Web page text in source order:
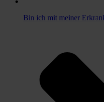
Bin ich mit meiner